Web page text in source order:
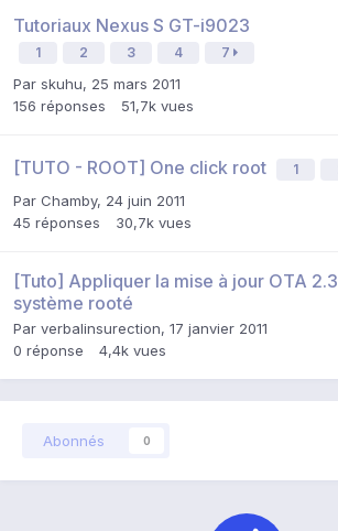
Tutoriaux Nexus S GT-i9023
1 2 3 4 7
Par skuhu, 25 mars 2011
156 réponses 51,7k vues
[TUTO - ROOT] One click root 1
Par Chamby, 24 juin 2011
45 réponses 30,7k vues
[Tuto] Appliquer la mise à jour OTA
système rooté
Par verbalinsurection, 17 janvier 2011
0 réponse 4,4k vues
Abonnés 0